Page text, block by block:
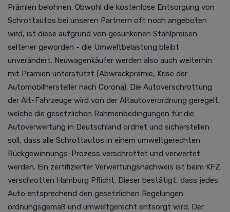
Prämien belohnen. Obwohl die kostenlose Entsorgung von
Schrottautos bei unseren Partnern oft noch angeboten
wird, ist diese aufgrund von gesunkenen Stahlpreisen
seltener geworden - die Umweltbelastung bleibt
unverändert. Neuwagenkäufer werden also auch weiterhin
mit Prämien unterstützt (Abwrackprämie, Krise der
Automobilhersteller nach Corona). Die Autoverschrottung
der Alt-Fahrzeuge wird von der Altautoverordnung geregelt,
welche die gesetzlichen Rahmenbedingungen für die
Autoverwertung in Deutschland ordnet und sicherstellen
soll, dass alle Schrottautos in einem umweltgerechten
Rückgewinnungs-Prozess verschrottet und verwertet
werden. Ein zertifizierter Verwertungsnachweis ist beim KFZ
verschrotten Hamburg Pflicht. Dieser bestätigt, dass jedes
Auto entsprechend den gesetzlichen Regelungen
ordnungsgemäß und umweltgerecht entsorgt wird. Der